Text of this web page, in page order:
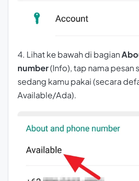
4. Lihat ke bawah di bagian
number(Info), tap nama pesan
sedang kamu pakai (secara
Available/Ada).